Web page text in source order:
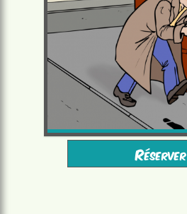
à partir de 10 ans
à partir de 16,00 €/pers.
Réserver